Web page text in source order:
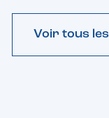
Voir tous